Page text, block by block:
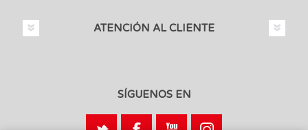
ATENCIÓN AL CLIENTE
SÍGUENOS EN